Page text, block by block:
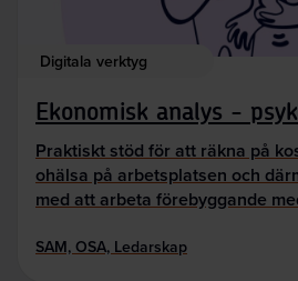
Digitala verktyg
Ekonomisk analys -
Praktiskt stöd för att räkna på
ohälsa på arbetsplatsen och
med att arbeta förebyggande
SAM, OSA, Ledarskap